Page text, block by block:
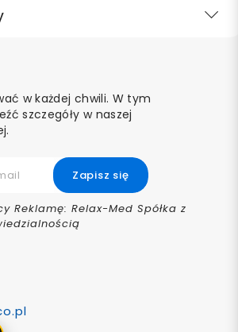
w każdej chwili. W tym
szczegóły w naszej
Reklamę: Relax-Med Spółka z